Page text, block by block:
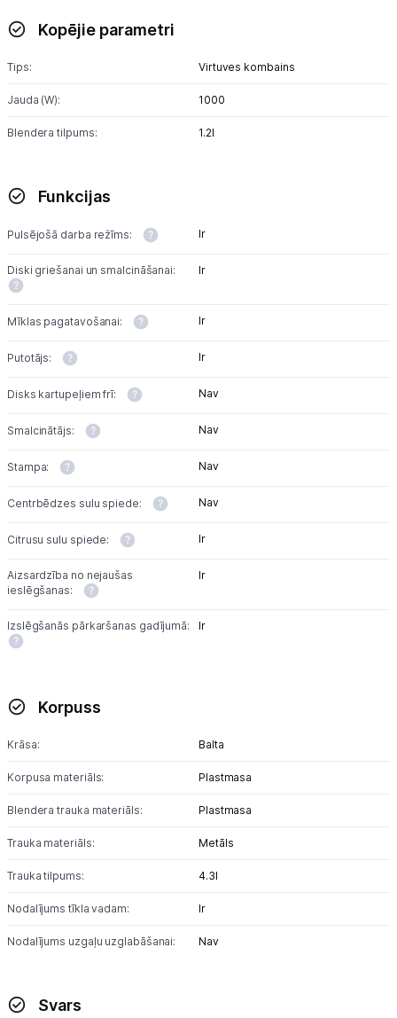
Kontakti
Kopējie parametri
Tips: Virtuves kombains
Jauda (W): 1000
Blendera tilpums: 1.2l
Funkcijas
Pulsējošā darba režīms: Ir
Diski griešanai un smalcināšanai: Ir
Mīklas pagatavošanai: Ir
Putotājs: Ir
Disks kartupeļiem frī: Nav
Smalcinātājs: Nav
Stampa: Nav
Centrbēdzes sulu spiede: Nav
Citrusu sulu spiede: Ir
Aizsardzība no nejaušas
ieslēgšanas:
Ir
Izslēgšanās pārkaršanas gadījumā: Ir
Korpuss
Krāsa: Balta
Korpusa materiāls: Plastmasa
Blendera trauka materiāls: Plastmasa
Trauka materiāls: Metāls
Trauka tilpums: 4.3l
Nodalījums tīkla vadam: Ir
Nodalījums uzgaļu uzglabāšanai: Nav
Svars